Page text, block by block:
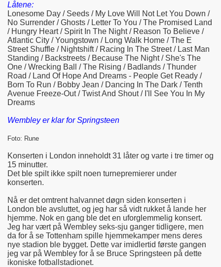
Låtene:
Lonesome Day / Seeds / My Love Will Not Let You Down /
No Surrender / Ghosts / Letter To You / The Promised Land
/ Hungry Heart / Spirit In The Night / Reason To Believe /
Atlantic City / Youngstown / Long Walk Home / The E
Street Shuffle / Nightshift / Racing In The Street / Last Man
Standing / Backstreets / Because The Night / She's The
One / Wrecking Ball / The Rising / Badlands / Thunder
Road / Land Of Hope And Dreams - People Get Ready /
Born To Run / Bobby Jean / Dancing In The Dark / Tenth
Avenue Freeze-Out / Twist And Shout / I'll See You In My
Dreams
Wembley er klar for Springsteen
Foto: Rune
Konserten i London inneholdt 31 låter og varte i tre timer og
15 minutter.
Det ble spilt ikke spilt noen turnepremierer under
konserten.
Nå er det omtrent halvannet døgn siden konserten i
London ble avsluttet, og jeg har så vidt rukket å lande her
hjemme. Nok en gang ble det en uforglemmelig konsert.
Jeg har vært på Wembley seks-sju ganger tidligere, men
da for å se Tottenham spille hjemmekamper mens deres
nye stadion ble bygget. Dette var imidlertid første gangen
jeg var på Wembley for å se Bruce Springsteen på dette
ikoniske fotballstadionet.